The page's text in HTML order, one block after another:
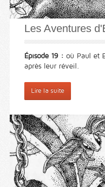
Les Aventures
Épisode 19 : où Paul et
après leur réveil.
Lire la suite